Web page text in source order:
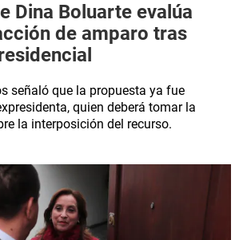
Dina Boluarte evalúa
de amparo tras
señaló que la propuesta ya fue
quien deberá tomar la
la interposición del recurso.